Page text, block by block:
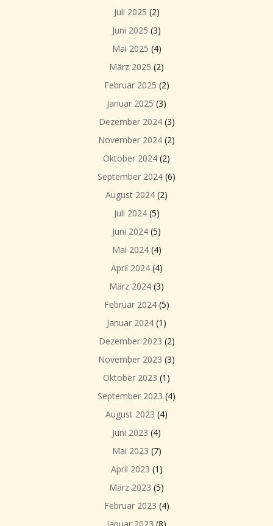
Juli 2025 (2)
Juni 2025 (3)
Mai 2025 (4)
März 2025 (2)
Februar 2025 (2)
Januar 2025 (3)
Dezember 2024(3)
November 2024 (2)
Oktober 2024 (2)
September 2024 (6)
August 2024 (2)
Juli 2024(5)
Juni 2024 (5)
Mai 2024(4)
April 2024(4)
März 2024 (3)
Februar 2024(5)
Januar 2024 (1)
Dezember 2023 (2)
November 2023 (3)
Oktober 2023 (1)
September 2023 (4)
August 2023 (4)
Juni 2023 (4)
Mai 2023 (7)
April 2023 (1)
März 2023 (5)
Februar 2023 (4)